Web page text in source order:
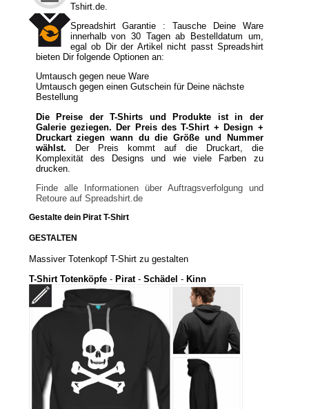
Tshirt.de.
Spreadshirt Garantie : Tausche Deine Ware
innerhalb von 30 Tagen ab Bestelldatum um,
egal ob Dir der Artikel nicht passt Spreadshirt
bieten Dir folgende Optionen an:
Umtausch gegen neue Ware
Umtausch gegen einen Gutschein für Deine nächste
Bestellung
Die Preise der T-Shirts und Produkte ist in der
Galerie geziegen. Der Preis des T-Shirt + Design +
Druckart ziegen wann du die Größe und Nummer
wählst. Der Preis kommt auf die Druckart, die
Komplexität des Designs und wie viele Farben zu
drucken.
Finde alle Informationen über Auftragsverfolgung und
Retoure auf Spreadshirt.de
Gestalte dein Pirat T-Shirt
GESTALTEN
Massiver Totenkopf T-Shirt zu gestalten
T-Shirt Totenköpfe- Pirat- Schädel - Kinn